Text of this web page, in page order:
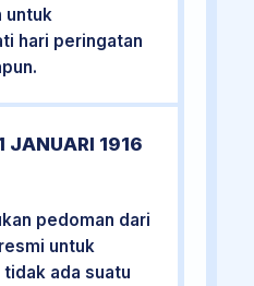
untuk
hari peringatan
JANUARI 1916
pedoman dari
untuk
ada suatu